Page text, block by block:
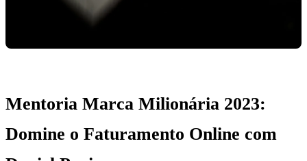
Mentoria Marca Milionária 2023:
Domine o Faturamento Online com